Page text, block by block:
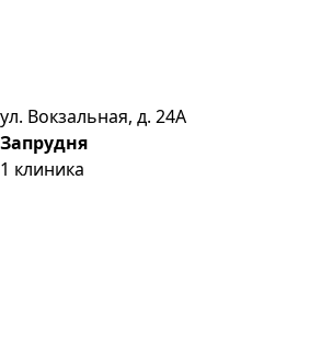
ул. Вокзальная, д. 24А
Запрудня
1 клиника